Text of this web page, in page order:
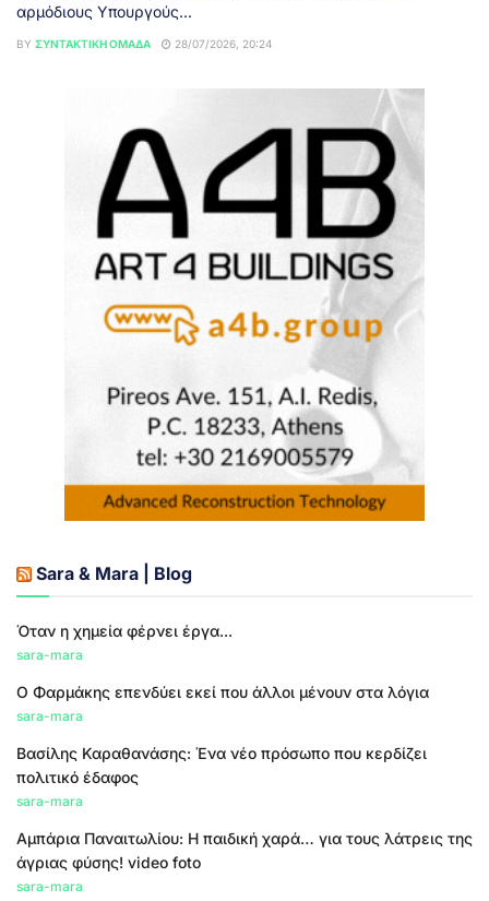
αρμόδιους Υπουργούς...
BY ΣΥΝΤΑΚΤΙΚΉ ΟΜΆΔΑ 28/07/2026, 20:24
Sara & Mara | Blog
Όταν η χημεία φέρνει έργα...
sara-mara
Ο Φαρμάκης επενδύει εκεί που άλλοι μένουν στα λόγια
sara-mara
Βασίλης Καραθανάσης: Ένα νέο πρόσωπο που κερδίζει
πολιτικό έδαφος
sara-mara
Αμπάρια Παναιτωλίου: Η παιδική χαρά… για τους λάτρεις της
άγριας φύσης! video foto
sara-mara